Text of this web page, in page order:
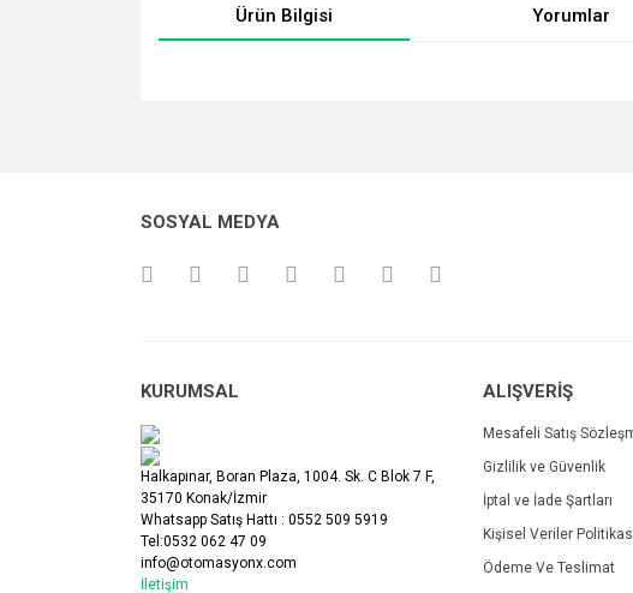
Ürün Bilgisi Yorumlar
Ürün açıklamasında eksik bilgiler bulunuyor.
SOSYAL MEDYA
KURUMSAL
Halkapınar, Boran Plaza, 1004. Sk. C Blok 7 F,
35170 Konak/İzmir
Whatsapp Satış Hattı : 0552 509 5919
Tel:0532 062 47 09
info@otomasyonx.com
İletişim
ALIŞVERİŞ
Mesafeli Satış
Gizlilik ve Güvenlik
İptal ve İade Şartları
Kişisel Veriler
Ödeme Ve Teslimat